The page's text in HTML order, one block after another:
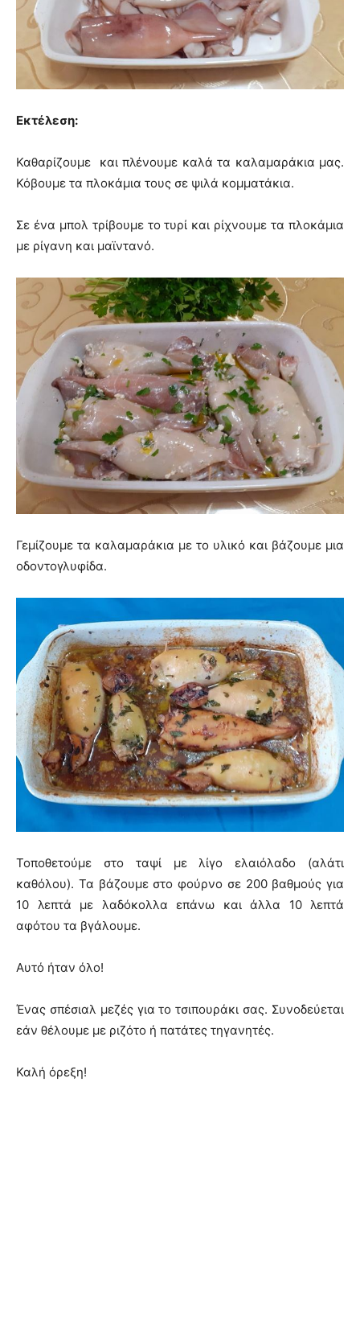
Εκτέλεση:
Καθαρίζουμε και πλένουμε καλά τα καλαμαράκια μας.
Κόβουμε τα πλοκάμια τους σε ψιλά κομματάκια.
Σε ένα μπολ τρίβουμε το τυρί και ρίχνουμε τα πλοκάμια
με ρίγανη και μαϊντανό.
Γεμίζουμε τα καλαμαράκια με το υλικό και βάζουμε μια
οδοντογλυφίδα.
Τοποθετούμε στο ταψί με λίγο ελαιόλαδο (αλάτι
καθόλου). Τα βάζουμε στο φούρνο σε 200 βαθμούς για
10 λεπτά με λαδόκολλα επάνω και άλλα 10 λεπτά
αφότου τα βγάλουμε.
Αυτό ήταν όλο!
Ένας σπέσιαλ μεζές για το τσιπουράκι σας. Συνοδεύεται
εάν θέλουμε με ριζότο ή πατάτες τηγανητές.
Καλή όρεξη!